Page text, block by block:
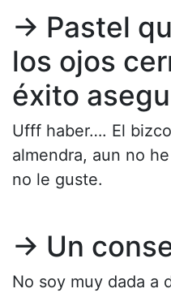
→ Pastel
los ojos
éxito
Ufff haber…. El
almendra, aun no
no le guste.
→ Un
No soy muy dada a